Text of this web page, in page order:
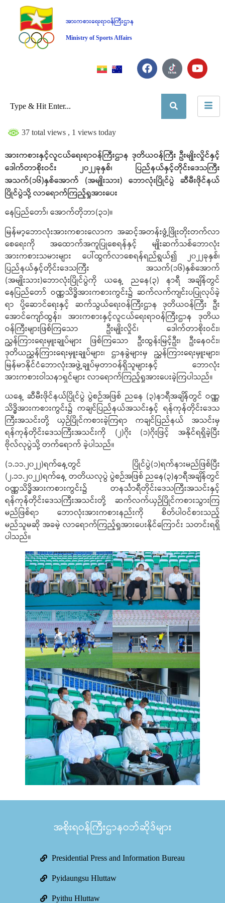
အားကစားရေးရာဝန်ကြီးဌာန
Ministry of Sports Affairs
37 total views , 1 views today
အားကစားနှင့်လူငယ်ရေးရာဝန်ကြီးဌာန ဒုတိယဝန်ကြီး ဦးမျိုးလှိုင်နှင့်
ဒေါက်တာစိုးဝင်း ၂၀၂၂ခုနှစ်၊ ပြည်နယ်နှင့်တိုင်းဒေသကြီး
အသက်(၁၆)နှစ်အောက် (အမျိုးသား) ဘောလုံးပြိုင်ပွဲ ဆီမီးဖိုင်နယ်
ပြိုင်ပွဲသို့ လာရောက်ကြည့်ရှုအားပေး
နေပြည်တော်၊ အောက်တိုဘာ(၃၁)။
မြန်မာ့ဘောလုံးအားကစားလောက အဆင့်အတန်းဖွံ့ဖြိုးတိုးတက်လာ
စေရေးကို အထောက်အကူပြုစေရန်နှင့် မျိုးဆက်သစ်ဘောလုံး
အားကစားသမားများ ပေါ်ထွက်လာစေရန်ရည်ရွယ်၍ ၂၀၂၂ခုနှစ်၊
ပြည်နယ်နှင့်တိုင်းဒေသကြီး အသက်(၁၆)နှစ်အောက်
(အမျိုးသား)ဘောလုံးပြိုင်ပွဲကို ယနေ့ ညနေ(၃) နာရီ အချိန်တွင်
နေပြည်တော် ဝဏ္ဏသိဒ္ဓိအားကစားကွင်း၌ ဆက်လက်ကျင်းပပြုလုပ်ခဲ့
ရာ ပို့ဆောင်ရေးနှင့် ဆက်သွယ်ရေးဝန်ကြီးဌာန ဒုတိယဝန်ကြီး ဦး
အောင်ကျော်ထွန်း၊ အားကစားနှင့်လူငယ်ရေးရာဝန်ကြီးဌာန ဒုတိယ
ဝန်ကြီးများဖြစ်ကြသော ဦးမျိုးလှိုင်၊ ဒေါက်တာစိုးဝင်း၊
ညွှန်ကြားရေးမှူးချုပ်များ ဖြစ်ကြသော ဦးထွန်းမြင့်ဦး၊ ဦးနေဝင်း၊
ဒုတိယညွှန်ကြားရေးမှူးချုပ်များ၊ ဌာနခွဲများမှ ညွှန်ကြားရေးမှူးများ၊
မြန်မာနိုင်ငံဘောလုံးအဖွဲ့ချုပ်မှတာဝန်ရှိသူများနှင့် ဘောလုံး
အားကစားဝါသနာရှင်များ လာရောက်ကြည့်ရှုအားပေးခဲ့ကြပါသည်။
ယနေ့ ဆီမီးဖိုင်နယ်ပြိုင်ပွဲ ပွဲစဉ်အဖြစ် ညနေ (၃)နာရီအချိန်တွင် ဝဏ္ဏ
သိဒ္ဓိအားကစားကွင်း၌ ကချင်ပြည်နယ်အသင်းနှင့် ရန်ကုန်တိုင်းဒေသ
ကြီးအသင်းတို့ ယှဉ်ပြိုင်ကစားခဲ့ကြရာ ကချင်ပြည်နယ် အသင်းမှ
ရန်ကုန်တိုင်းဒေသကြီးအသင်းကို (၂)ဂိုး (၁)ဂိုးဖြင့် အနိုင်ရရှိခဲ့ပြီး
ဗိုလ်လုပွဲသို့ တက်ရောက် ခဲ့ပါသည်။
(၁.၁၁.၂၀၂၂)ရက်နေ့တွင် ပြိုင်ပွဲ(၁)ရက်နားမည်ဖြစ်ပြီး
(၂.၁၁.၂၀၂၂)ရက်နေ့ တတိယလုပွဲ ပွဲစဉ်အဖြစ် ညနေ(၃)နာရီအချိန်တွင်
ဝဏ္ဏသိဒ္ဓိအားကစားကွင်း၌ တနင်္သာရီတိုင်းဒေသကြီးအသင်းနှင့်
ရန်ကုန်တိုင်းဒေသကြီးအသင်းတို့ ဆက်လက်ယှဉ်ပြိုင်ကစားသွားကြ
မည်ဖြစ်ရာ ဘောလုံးအားကစားနည်းကို စိတ်ပါဝင်စားသည့်
မည်သူမဆို အခမဲ့ လာရောက်ကြည့်ရှုအားပေးနိုင်ကြောင်း သတင်းရရှိ
ပါသည်။
အစိုးရဝန်ကြီးဌာနဝဘ်ဆိုဒ်များ
Presidential Press and Information Bureau
Pyidaungsu Hluttaw
Pyithu Hluttaw